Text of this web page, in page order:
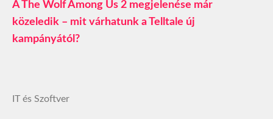
A The Wolf Among Us 2 megjelenése már
közeledik – mit várhatunk a Telltale új
kampányától?
IT és Szoftver